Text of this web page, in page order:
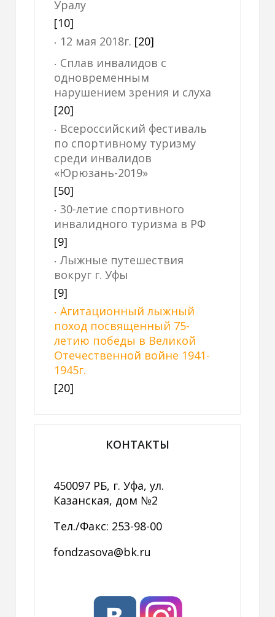
Уралу
[10]
12 мая 2018г. [20]
Сплав инвалидов с
одновременным
нарушением зрения и слуха
[20]
Всероссийский фестиваль
по спортивному туризму
среди инвалидов
«Юрюзань-2019»
[50]
30-летие спортивного
инвалидного туризма в РФ
[9]
Лыжные путешествия
вокруг г. Уфы
[9]
Агитационный лыжный
поход посвященный 75-
летию победы в Великой
Отечественной войне 1941-
1945г.
[20]
КОНТАКТЫ
450097 РБ, г. Уфа, ул.
Казанская, дом №2
Тел./Факс: 253-98-00
fondzasova@bk.ru